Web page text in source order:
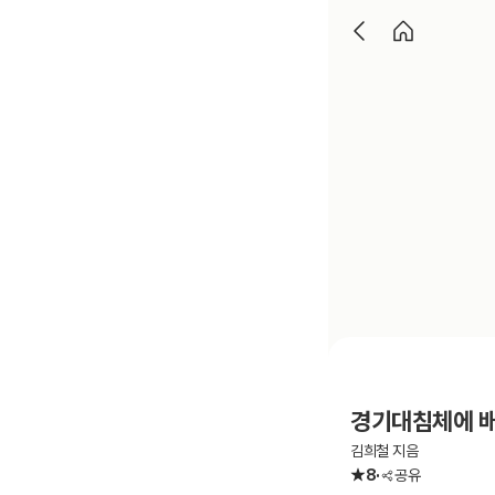
경기대침체에
김희철 지음
8
공유